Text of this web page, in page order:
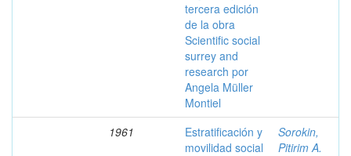
tercera edición
de la obra
Scientific social
surrey and
research por
Angela Müller
Montiel
1961
Estratificación y
movilidad social
Sorokin,
Pitirim A.